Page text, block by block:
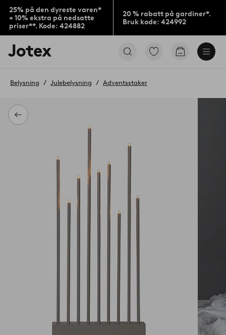
25% på den dyreste varen*
+ 10% ekstra på nedsatte
priser**. Kode: 424882
20 % rabatt på gardiner*.
Bruk kode: 424992
Jotex’
logo
til
Gå
Gå
Tilbake
Belysning Julebelysning Adventsstaker